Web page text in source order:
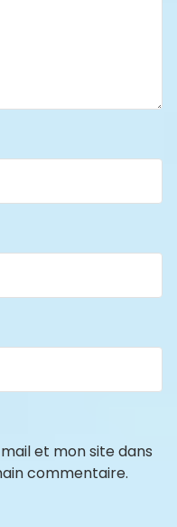
et mon site dans
commentaire.